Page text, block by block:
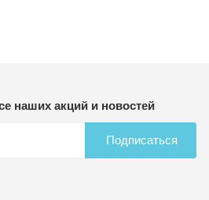
наших акций и новостей
Подписаться